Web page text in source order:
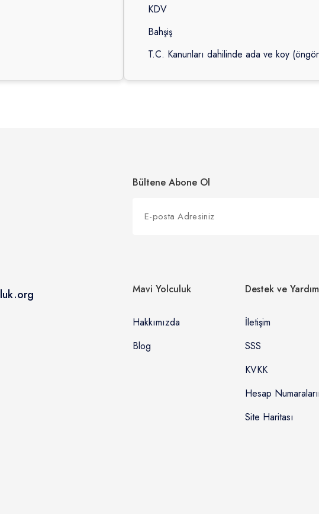
KDV
Bahşiş
T.C. Kanunları dahilinde ada ve koy
Bültene Abone Ol
Mavi Yolculuk
Hakkımızda
Blog
Destek ve Yardım
İletişim
SSS
KVKK
Hesap
Site Haritası